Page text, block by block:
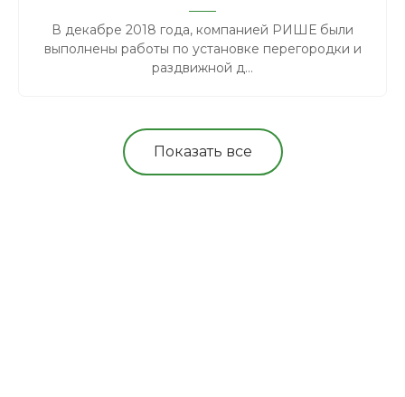
В декабре 2018 года, компанией РИШЕ были
выполнены работы по установке перегородки и
раздвижной д...
Показать все